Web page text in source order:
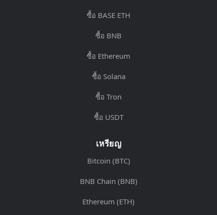
ซื้อ BASE ETH
ซื้อ BNB
ซื้อ Ethereum
ซื้อ Solana
ซื้อ Tron
ซื้อ USDT
เหรียญ
Bitcoin (BTC)
BNB Chain (BNB)
Ethereum (ETH)